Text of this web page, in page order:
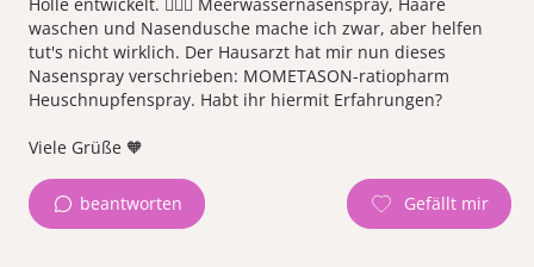
waschen und Nasendusche mache ich zwar, aber helfen
tut's nicht wirklich. Der Hausarzt hat mir nun dieses
Nasenspray verschrieben: MOMETASON-ratiopharm
Heuschnupfenspray. Habt ihr hiermit Erfahrungen?
Viele Grüße 🧡
beantworten